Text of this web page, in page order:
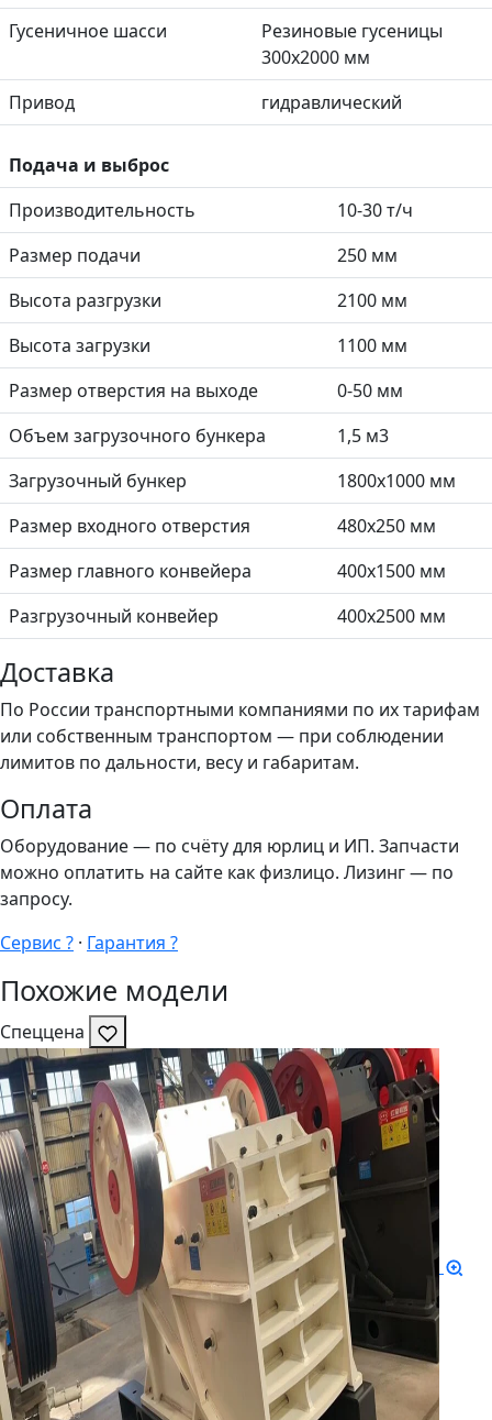
Гусеничное шасси
Резиновые гусеницы
300х2000 мм
Привод
гидравлический
Подача и выброс
Производительность
10-30 т/ч
Размер подачи
250 мм
Высота разгрузки
2100 мм
Высота загрузки
1100 мм
Размер отверстия на выходе
0-50 мм
Объем загрузочного бункера
1,5 м3
Загрузочный бункер
1800х1000 мм
Размер входного отверстия
480х250 мм
Размер главного конвейера
400х1500 мм
Разгрузочный конвейер
400х2500 мм
Доставка
По России транспортными компаниями по их тарифам
или собственным транспортом — при соблюдении
лимитов по дальности, весу и габаритам.
Оплата
Оборудование — по счёту для юрлиц и ИП. Запчасти
можно оплатить на сайте как физлицо. Лизинг — по
запросу.
Сервис ? · Гарантия ?
Похожие модели
Спеццена